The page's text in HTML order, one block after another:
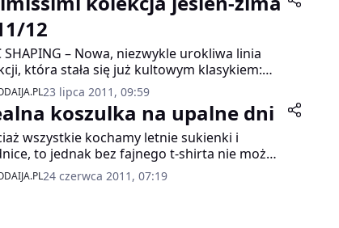
oprawie burleskowego show.
12
SHAPING – Nowa, niezwykle urokliwa linia
która stała się już kultowym klasykiem:
tej bieliźnie ukształtujesz swoją sylwetkę i
jej pociągającą linię.Bielizna Intimissimi
sylwetkę na jesień/zimę 2011-2012 jest
zmysłowymi i eleganckimi sylwetkami
tych. Jest to kolekcja, która nie tylko rzeźbi
ciało, ale i podkreśla jego zmysłowość.
figi z wysokim stanem, gorsety, halki,
23 lipca 2011, 09:59
koszulka na upalne dni
wszystkie kochamy letnie sukienki i
to jednak bez fajnego t-shirta nie można
w wakacje. Wybór w tym sezonie jest
duży – każda miłośniczka mody znajdzie
24 czerwca 2011, 07:19